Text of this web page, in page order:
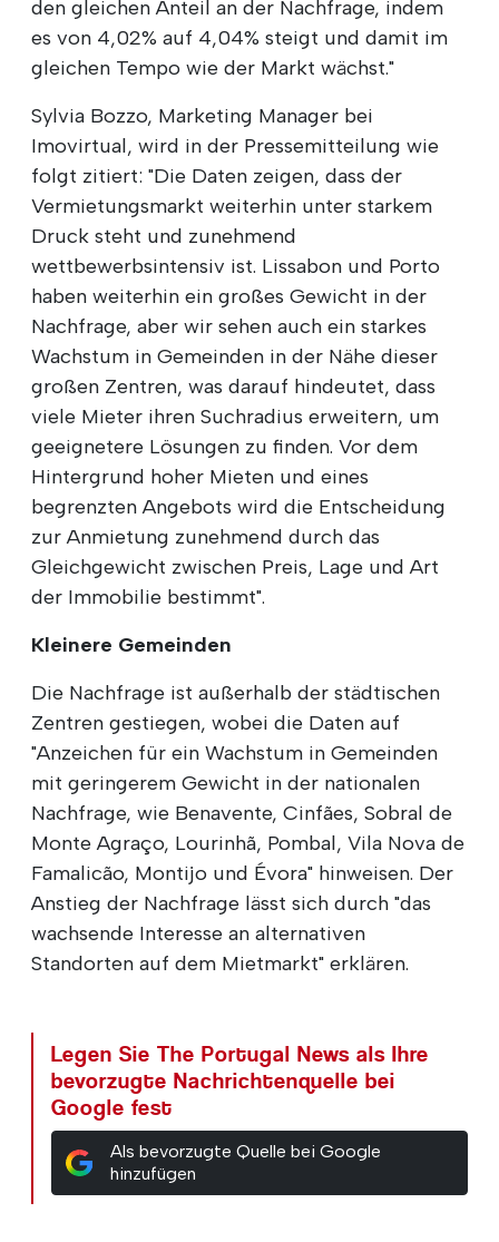
den gleichen Anteil an der Nachfrage, indem
es von 4,02% auf 4,04% steigt und damit im
gleichen Tempo wie der Markt wächst."
Sylvia Bozzo, Marketing Manager bei
Imovirtual, wird in der Pressemitteilung wie
folgt zitiert: "Die Daten zeigen, dass der
Vermietungsmarkt weiterhin unter starkem
Druck steht und zunehmend
wettbewerbsintensiv ist. Lissabon und Porto
haben weiterhin ein großes Gewicht in der
Nachfrage, aber wir sehen auch ein starkes
Wachstum in Gemeinden in der Nähe dieser
großen Zentren, was darauf hindeutet, dass
viele Mieter ihren Suchradius erweitern, um
geeignetere Lösungen zu finden. Vor dem
Hintergrund hoher Mieten und eines
begrenzten Angebots wird die Entscheidung
zur Anmietung zunehmend durch das
Gleichgewicht zwischen Preis, Lage und Art
der Immobilie bestimmt".
Kleinere Gemeinden
Die Nachfrage ist außerhalb der städtischen
Zentren gestiegen, wobei die Daten auf
"Anzeichen für ein Wachstum in Gemeinden
mit geringerem Gewicht in der nationalen
Nachfrage, wie Benavente, Cinfães, Sobral de
Monte Agraço, Lourinhã, Pombal, Vila Nova de
Famalicão, Montijo und Évora" hinweisen. Der
Anstieg der Nachfrage lässt sich durch "das
wachsende Interesse an alternativen
Standorten auf dem Mietmarkt" erklären.
Legen Sie The Portugal News als Ihre
bevorzugte Nachrichtenquelle bei
Google fest
Als bevorzugte Quelle bei Google
hinzufügen